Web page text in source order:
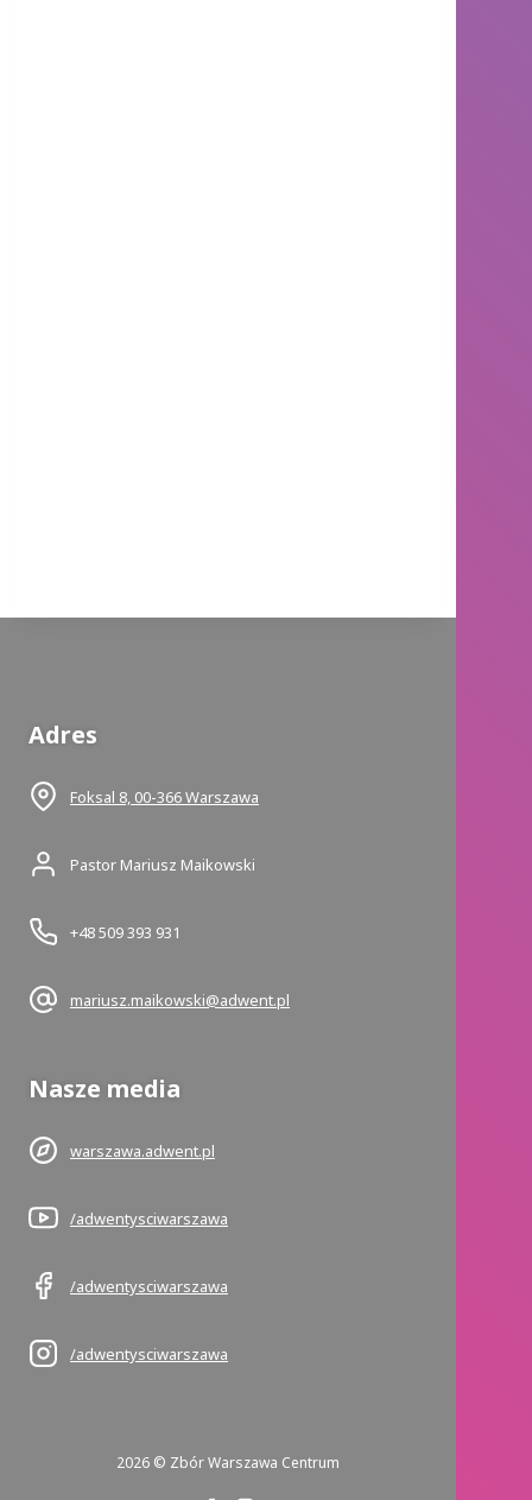
Adres
Foksal 8, 00-366 Warszawa
Pastor Mariusz Maikowski
+48 509 393 931
mariusz.maikowski@adwent.pl
Nasze media
warszawa.adwent.pl
/adwentysciwarszawa
/adwentysciwarszawa
/adwentysciwarszawa
2026 © Zbór Warszawa Centrum